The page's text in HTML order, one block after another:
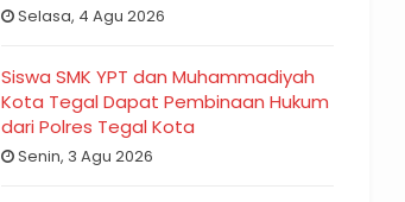
Selasa, 4 Agu 2026
Siswa SMK YPT dan Muhammadiyah
Kota Tegal Dapat Pembinaan Hukum
dari Polres Tegal Kota
Senin, 3 Agu 2026